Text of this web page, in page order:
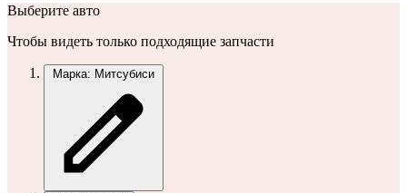
Выберите авто
Чтобы видеть только подходящие запчасти
Марка: Митсубиси